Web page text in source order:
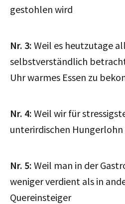
gestohlen wird
Nr. 3: Weil es heutzutage
selbstverständlich
Uhr warmes Essen zu
Nr. 4: Weil wir für
unterirdischen
Nr. 5: Weil man in der
weniger verdient als in
Quereinsteiger